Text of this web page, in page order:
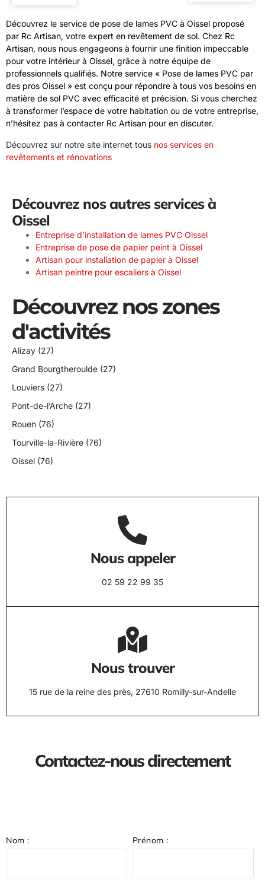
Découvrez le service de pose de lames PVC à Oissel proposé
par Rc Artisan, votre expert en revêtement de sol. Chez Rc
Artisan, nous nous engageons à fournir une finition impeccable
pour votre intérieur à Oissel, grâce à notre équipe de
professionnels qualifiés. Notre service « Pose de lames PVC par
des pros Oissel » est conçu pour répondre à tous vos besoins en
matière de sol PVC avec efficacité et précision. Si vous cherchez
à transformer l’espace de votre habitation ou de votre entreprise,
n’hésitez pas à contacter Rc Artisan pour en discuter.
Découvrez sur notre site internet tous nos services en
revêtements et rénovations
Découvrez nos autres services à
Oissel
Entreprise d’installation de lames PVC Oissel
Entreprise de pose de papier peint à Oissel
Artisan pour installation de papier à Oissel
Artisan peintre pour escaliers à Oissel
Découvrez nos zones
d'activités
Alizay (27)
Grand Bourgtheroulde (27)
Louviers (27)
Pont-de-l’Arche (27)
Rouen (76)
Tourville-la-Rivière (76)
Oissel (76)
Nous appeler
02 59 22 99 35
Nous trouver
15 rue de la reine des près, 27610 Romilly-sur-Andelle
Contactez-nous directement
Nom : Prénom :